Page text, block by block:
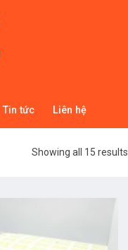
Tin tức Liên hệ
Showing all 15 results